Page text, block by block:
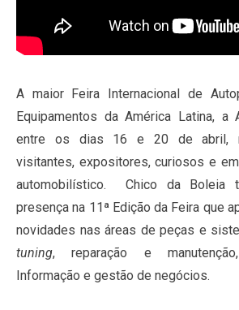
A maior Feira Internacional de
Equipamentos da América Latina, a
entre os dias 16 e 20 de abril,
visitantes, expositores, curiosos e
automobilístico. Chico da Boleia
presença na 11ª Edição da Feira que
novidades nas áreas de peças e
tuning, reparação e
Informação e gestão de negócios.